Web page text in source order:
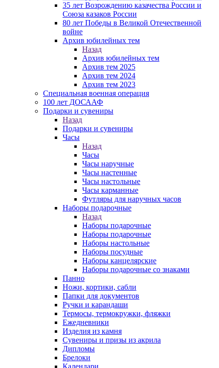
35 лет Возрождению казачества России и
Союза казаков России
80 лет Победы в Великой Отечественной
войне
Архив юбилейных тем
Назад
Архив юбилейных тем
Архив тем 2025
Архив тем 2024
Архив тем 2023
Специальная военная операция
100 лет ДОСААФ
Подарки и сувениры
Назад
Подарки и сувениры
Часы
Назад
Часы
Часы наручные
Часы настенные
Часы настольные
Часы карманные
Футляры для наручных часов
Наборы подарочные
Назад
Наборы подарочные
Наборы подарочные
Наборы настольные
Наборы посудные
Наборы канцелярские
Наборы подарочные со знаками
Панно
Ножи, кортики, сабли
Папки для документов
Ручки и карандаши
Термосы, термокружки, фляжки
Ежедневники
Изделия из камня
Сувениры и призы из акрила
Дипломы
Брелоки
Календари